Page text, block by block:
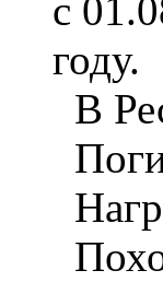
с
году.
В